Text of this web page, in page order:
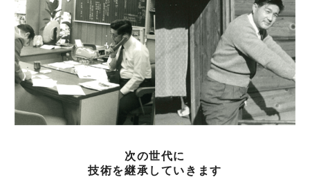
次の世代に
技術を継承していきます